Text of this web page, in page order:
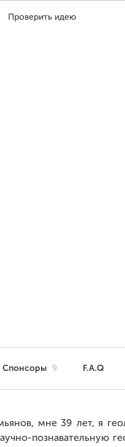
Проверить идею
Спонсоры 9 F.A.Q
мне 39 лет, я
познавательную